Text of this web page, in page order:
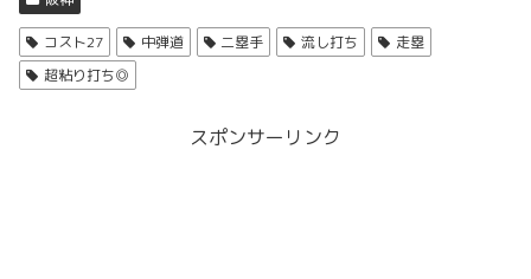
コスト27 中弾道 二塁手 流し打ち
走塁
超粘り打ち◎
スポンサーリンク